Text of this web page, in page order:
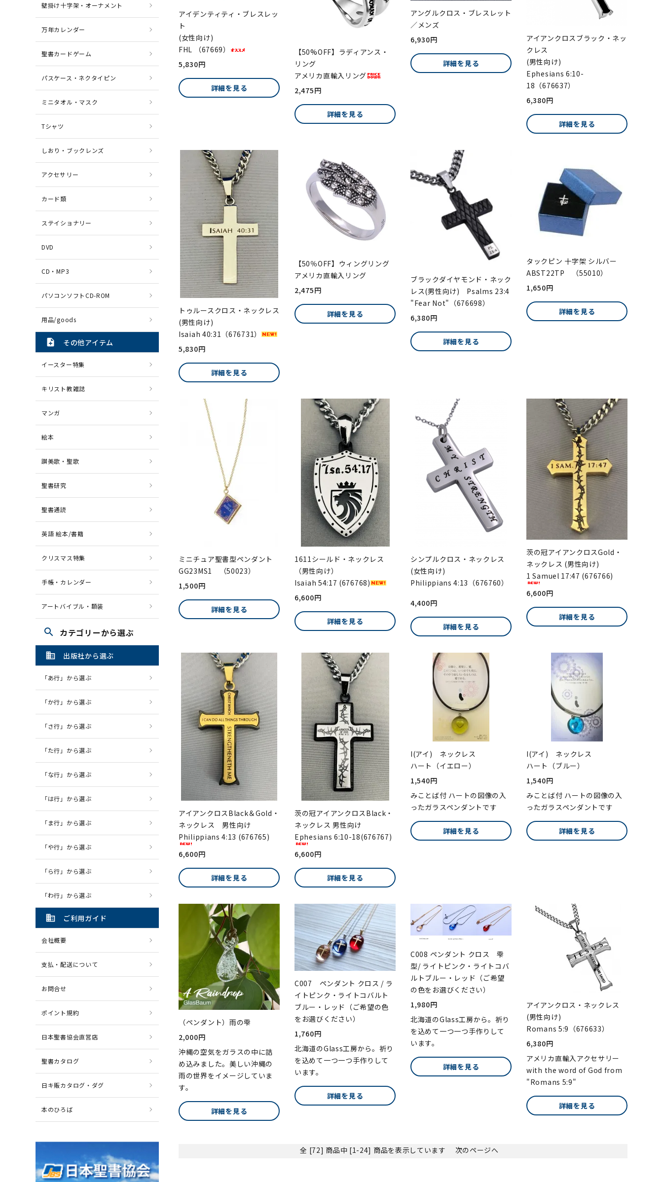
アイデンティティ・ブレスレッ
ト
(女性向け)
FHL （67669）
5,830円
詳細を見る
【50%OFF】ラディアンス・
リング
アメリカ直輸入リング
2,475円
詳細を見る
アングルクロス・ブレスレット
／メンズ
6,930円
詳細を見る
アイアンクロスブラック・ネッ
クレス
(男性向け)
Ephesians 6:10-
18（676637）
6,380円
詳細を見る
トゥルースクロス・ネックレス
(男性向け)
Isaiah 40:31（676731）
5,830円
詳細を見る
【50％OFF】ウィングリング
アメリカ直輸入リング
2,475円
詳細を見る
ブラックダイヤモンド・ネック
レス(男性向け) Psalms 23:4
"Fear Not"（676698）
6,380円
詳細を見る
タックピン 十字架 シルバー
ABST22TP （55010）
1,650円
詳細を見る
ミニチュア聖書型ペンダント
GG23MS1 （50023）
1,500円
詳細を見る
1611シールド・ネックレス
（男性向け）
Isaiah 54:17 (676768)
6,600円
詳細を見る
シンプルクロス・ネックレス
(女性向け)
Philippians 4:13（676760）
4,400円
詳細を見る
茨の冠アイアンクロスGold・
ネックレス (男性向け)
1 Samuel 17:47 (676766)
6,600円
詳細を見る
アイアンクロスBlack＆Gold・
ネックレス 男性向け
Philippians 4:13 (676765)
6,600円
詳細を見る
茨の冠アイアンクロスBlack・
ネックレス 男性向け
Ephesians 6:10-18(676767)
6,600円
詳細を見る
I(アイ) ネックレス
ハート（イエロー）
1,540円
みことば付 ハートの図像の入
ったガラスペンダントです
詳細を見る
I(アイ) ネックレス
ハート（ブルー）
1,540円
みことば付 ハートの図像の入
ったガラスペンダントです
詳細を見る
（ペンダント）雨の雫
2,000円
沖縄の空気をガラスの中に詰
め込みました。美しい沖縄の
雨の世界をイメージしていま
す。
詳細を見る
C007 ペンダント クロス / ラ
イトピンク・ライトコバルト
ブルー・レッド（ご希望の色
をお選びください）
1,760円
北海道のGlass工房から。祈り
を込めて一つ一つ手作りして
います。
詳細を見る
C008 ペンダント クロス 雫
型/ ライトピンク・ライトコバ
ルトブルー・レッド（ご希望
の色をお選びください）
1,980円
北海道のGlass工房から。祈り
を込めて一つ一つ手作りして
います。
詳細を見る
アイアンクロス・ネックレス
(男性向け)
Romans 5:9（676633）
6,380円
アメリカ直輸入アクセサリー
with the word of God from
"Romans 5:9"
詳細を見る
全 [72] 商品中 [1-24] 商品を表示しています 次のページへ
壁掛け十字架・オーナメント
万年カレンダー
聖書カードゲーム
パスケース・ネクタイピン
ミニタオル・マスク
Tシャツ
しおり・ブックレンズ
アクセサリー
カード類
ステイショナリー
DVD
CD・MP3
パソコンソフトCD-ROM
用品/goods
note_add その他アイテム
イースター特集
キリスト教雑誌
マンガ
絵本
讃美歌・聖歌
聖書研究
聖書通読
英語 絵本/書籍
クリスマス特集
手帳・カレンダー
アートバイブル・額装
search カテゴリーから選ぶ
domain 出版社から選ぶ
「あ行」から選ぶ
「か行」から選ぶ
「さ行」から選ぶ
「た行」から選ぶ
「な行」から選ぶ
「は行」から選ぶ
「ま行」から選ぶ
「や行」から選ぶ
「ら行」から選ぶ
「わ行」から選ぶ
domain ご利用ガイド
会社概要
支払・配送について
お問合せ
ポイント規約
日本聖書協会直営店
聖書カタログ
日キ販カタログ・ダグ
本のひろば